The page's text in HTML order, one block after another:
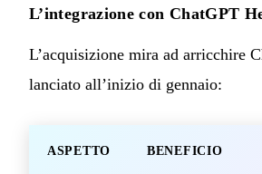
L’integrazione con ChatGPT
L’acquisizione mira ad arricchire
lanciato all’inizio di gennaio:
ASPETTO BENEFICIO